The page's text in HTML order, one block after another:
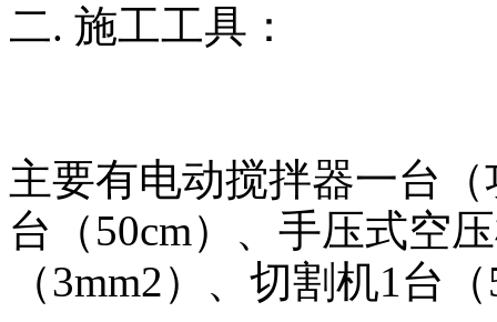
二. 施工工具：
主要有电动搅拌器一台
台（50cm）、手压式空
（3mm2）、切割机1台